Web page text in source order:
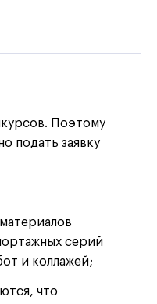
Поэтому
подать заявку
серий
и коллажей;
что